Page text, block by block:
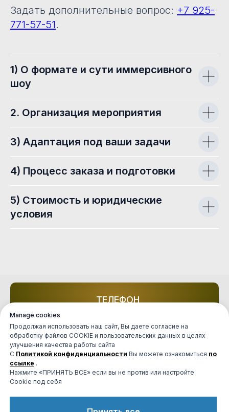
Задать дополнительные вопрос: +7 925-
771-57-51.
1) О формате и сути иммерсивного
шоу
2. Организация мероприятия
3) Адаптация под ваши задачи
4) Процесс заказа и подготовки
5) Стоимость и юридические
условия
ТЕЛЕФОН
MAX
Напишите о своем желании
TELEGRAM
Напишите о своем желании
Manage cookies
Продолжая использовать наш сайт, Вы даете согласие на
обработку файлов COOKIE и пользовательских данных в целях
улучшения качества работы сайта
С Политикой конфиденциальности Вы можете ознакомиться по
ссылке .
Нажмите «ПРИНЯТЬ ВСЕ» если вы не против или настройте
Cookie под себя